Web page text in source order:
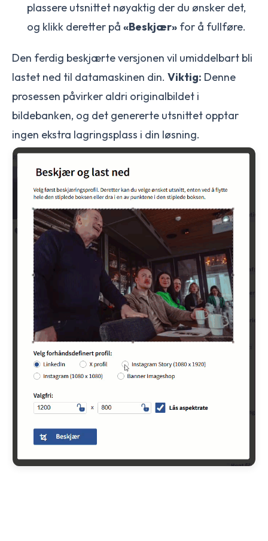
plassere utsnittet nøyaktig der du ønsker det,
og klikk deretter på «Beskjær» for å fullføre.
Den ferdig beskjærte versjonen vil umiddelbart bli
lastet ned til datamaskinen din. Viktig: Denne
prosessen påvirker aldri originalbildet i
bildebanken, og det genererte utsnittet opptar
ingen ekstra lagringsplass i din løsning.